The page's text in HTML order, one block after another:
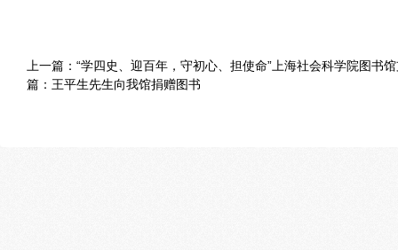
上一篇： “学四史、迎百年，守初心、担使命”上海社会科学院图书
篇： 王平生先生向我馆捐赠图书